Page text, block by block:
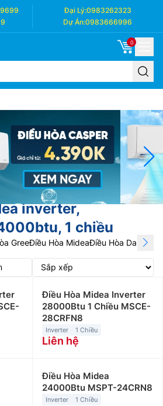
Đại Lý:0983262323
Dự Án:0983666996
0
inverter,
1 chiều
GreeĐiều Hòa MideaĐiều Hòa Daikin
Điều Hòa Midea Inverter
28000Btu 1 Chiều MSCE-
28CRFN8
Inverter 1 Chiều
Liên hệ
Điều Hòa Midea
24000Btu MSPT-24CRN8
Inverter 1 Chiều